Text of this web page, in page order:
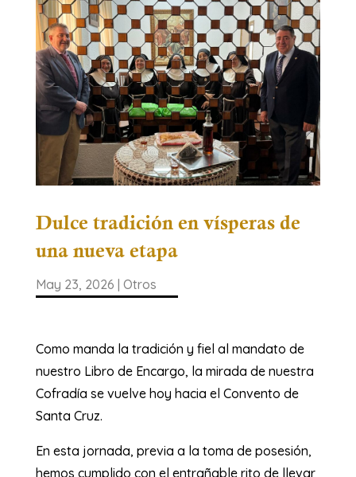
Dulce tradición en vísperas de
una nueva etapa
May 23, 2026 Otros
Como manda la tradición y fiel al mandato de
nuestro Libro de Encargo, la mirada de nuestra
Cofradía se vuelve hoy hacia el Convento de
Santa Cruz.
En esta jornada, previa a la toma de posesión,
hemos cumplido con el entrañable rito de llevar